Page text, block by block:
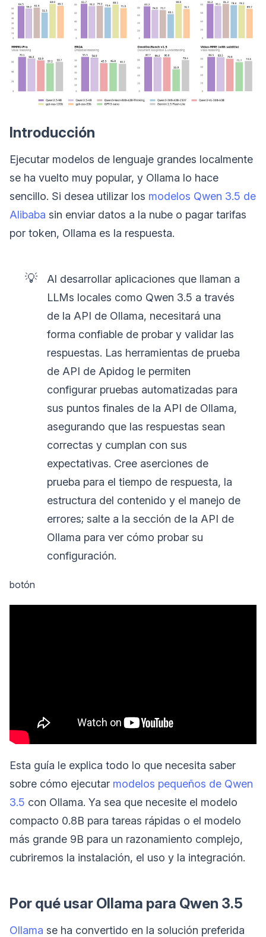
Introducción
Ejecutar modelos de lenguaje grandes localmente
se ha vuelto muy popular, y Ollama lo hace
sencillo. Si desea utilizar los modelos Qwen 3.5 de
Alibaba sin enviar datos a la nube o pagar tarifas
por token, Ollama es la respuesta.
💡
Al desarrollar aplicaciones que llaman a
LLMs locales como Qwen 3.5 a través
de la API de Ollama, necesitará una
forma confiable de probar y validar las
respuestas. Las herramientas de prueba
de API de Apidog le permiten
configurar pruebas automatizadas para
sus puntos finales de la API de Ollama,
asegurando que las respuestas sean
correctas y cumplan con sus
expectativas. Cree aserciones de
prueba para el tiempo de respuesta, la
estructura del contenido y el manejo de
errores; salte a la sección de la API de
Ollama para ver cómo probar su
configuración.
botón
Esta guía le explica todo lo que necesita saber
sobre cómo ejecutar modelos pequeños de Qwen
3.5 con Ollama. Ya sea que necesite el modelo
compacto 0.8B para tareas rápidas o el modelo
más grande 9B para un razonamiento complejo,
cubriremos la instalación, el uso y la integración.
Por qué usar Ollama para Qwen 3.5
Ollama se ha convertido en la solución preferida